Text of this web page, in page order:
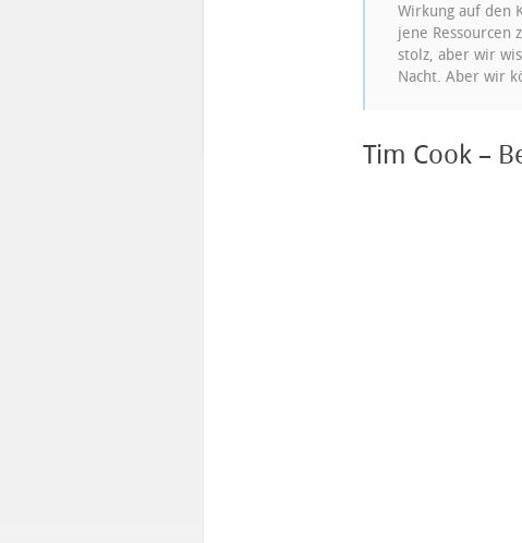
Wirkung auf den
jene Ressourcen
stolz, aber wir
Nacht. Aber wir
Tim Cook –